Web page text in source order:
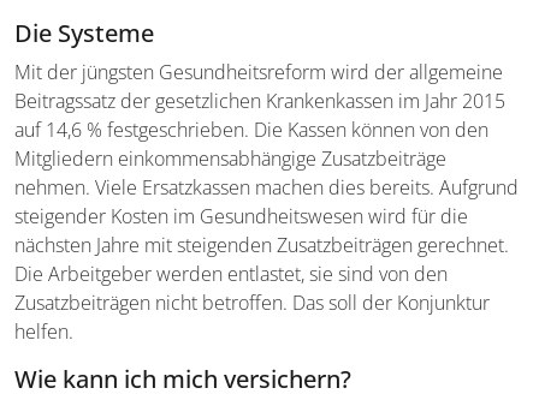
Die Systeme
Mit der jüngsten Gesundheitsreform wird der allgemeine
Beitragssatz der gesetzlichen Krankenkassen im Jahr 2015
auf 14,6 % festgeschrieben. Die Kassen können von den
Mitgliedern einkommensabhängige Zusatzbeiträge
nehmen. Viele Ersatzkassen machen dies bereits. Aufgrund
steigender Kosten im Gesundheitswesen wird für die
nächsten Jahre mit steigenden Zusatzbeiträgen gerechnet.
Die Arbeitgeber werden entlastet, sie sind von den
Zusatzbeiträgen nicht betroffen. Das soll der Konjunktur
helfen.
Wie kann ich mich versichern?